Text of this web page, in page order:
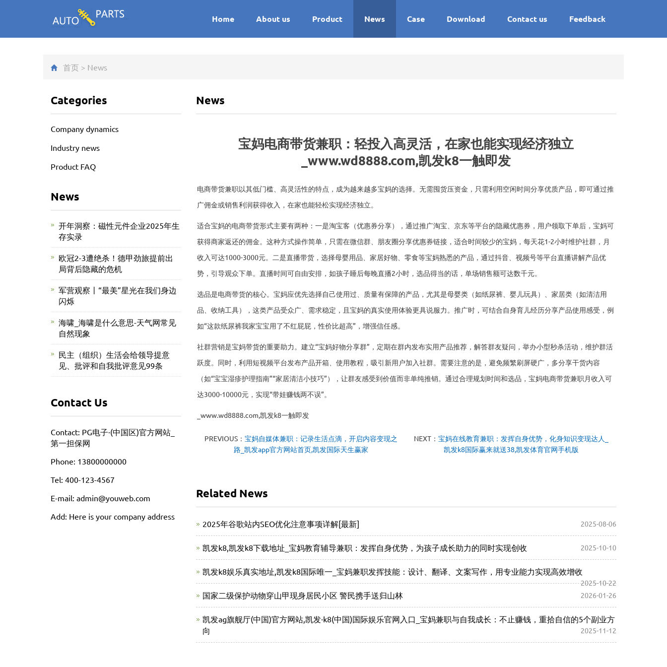
Home About us Product News Case Download Contact us Feedback
首页 > News
News
宝妈电商带货兼职：轻投入高灵活，在家也能实现经济独立
_www.wd8888.com,凯发k8一触即发
电商带货兼职以其低门槛、高灵活性的特点，成为越来越多宝妈的选择。无需囤货压资金，只需利用空闲时间分享优质产品，即可通过推
广佣金或销售利润获得收入，在家也能轻松实现经济独立。
适合宝妈的电商带货形式主要有两种：一是淘宝客（优惠券分享），通过推广淘宝、京东等平台的隐藏优惠券，用户领取下单后，宝妈可
获得商家返还的佣金。这种方式操作简单，只需在微信群、朋友圈分享优惠券链接，适合时间较少的宝妈，每天花1-2小时维护社群，月
收入可达1000-3000元。二是直播带货，选择母婴用品、家居好物、零食等宝妈熟悉的产品，通过抖音、视频号等平台直播讲解产品优
势，引导观众下单。直播时间可自由安排，如孩子睡后每晚直播2小时，选品得当的话，单场销售额可达数千元。
选品是电商带货的核心。宝妈应优先选择自己使用过、质量有保障的产品，尤其是母婴类（如纸尿裤、婴儿玩具）、家居类（如清洁用
品、收纳工具），这类产品受众广、需求稳定，且宝妈的真实使用体验更具说服力。推广时，可结合自身育儿经历分享产品使用感受，例
如“这款纸尿裤我家宝宝用了不红屁屁，性价比超高”，增强信任感。
社群营销是宝妈带货的重要助力。建立“宝妈好物分享群”，定期在群内发布实用产品推荐，解答群友疑问，举办小型秒杀活动，维护群活
跃度。同时，利用短视频平台发布产品开箱、使用教程，吸引新用户加入社群。需要注意的是，避免频繁刷屏硬广，多分享干货内容
（如“宝宝湿疹护理指南”“家居清洁小技巧”），让群友感受到价值而非单纯推销。通过合理规划时间和选品，宝妈电商带货兼职月收入可
达3000-10000元，实现“带娃赚钱两不误”。
_www.wd8888.com,凯发k8一触即发
PREVIOUS： 宝妈自媒体兼职：记录生活点滴，开启内容变现之
路_凯发app官方网站首页,凯发国际天生赢家
NEXT：宝妈在线教育兼职：发挥自身优势，化身知识变现达人_
凯发k8国际赢来就送38,凯发体育官网手机版
Related News
2025年谷歌站内SEO优化注意事项详解[最新] 2025-08-06
凯发k8,凯发k8下载地址_宝妈教育辅导兼职：发挥自身优势，为孩子成长助力的同时实现创收 2025-10-10
凯发k8娱乐真实地址,凯发k8国际唯一_宝妈兼职发挥技能：设计、翻译、文案写作，用专业能力实现高效增收
2025-10-22
国家二级保护动物穿山甲现身居民小区 警民携手送归山林 2026-01-26
凯发ag旗舰厅(中国)官方网站,凯发·k8(中国)国际娱乐官网入口_宝妈兼职与自我成长：不止赚钱，重拾自信的5个副业方
向
2025-11-12
Categories
Company dynamics
Industry news
Product FAQ
News
开年洞察：磁性元件企业2025年生
存实录
欧冠2-3遭绝杀！德甲劲旅提前出
局背后隐藏的危机
军营观察丨“最美”星光在我们身边
闪烁
海啸_海啸是什么意思-天气网常见
自然现象
民主（组织）生活会给领导提意
见、批评和自我批评意见99条
Contact Us
Contact: PG电子·(中国区)官方网站_
第一担保网
Phone: 13800000000
Tel: 400-123-4567
E-mail: admin@youweb.com
Add: Here is your company address